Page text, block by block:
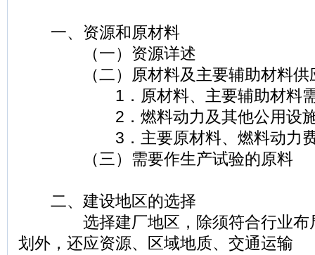
一、资源和原材料
（一）资源详述
（二）原材料及主要辅助材料供
1．原材料、主要辅助材料需
2．燃料动力及其他公用设施
3．主要原材料、燃料动力费
（三）需要作生产试验的原料
二、建设地区的选择
选择建厂地区，除须符合行业布局
划外，还应资源、区域地质、交通运输